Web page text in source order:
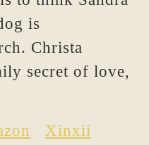
is
Christa
secret of love,
Xinxii